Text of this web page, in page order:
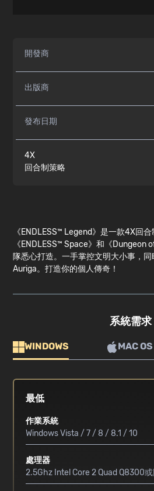
開發商
出版商
發布日期
4X
回合制策略
《ENDLESS™ Legend》是一款4X回
《ENDLESS™ Space》和《Dungeon
隊悉心打造。一手掌控文明大小事，
Auriga。打造你的個人傳奇！
系統需求
WINDOWS MAC OS
最低
作業系統
Windows Vista / 7 / 8 / 8.1 / 10
處理器
2.5Ghz Intel Core 2 Quad Q8300